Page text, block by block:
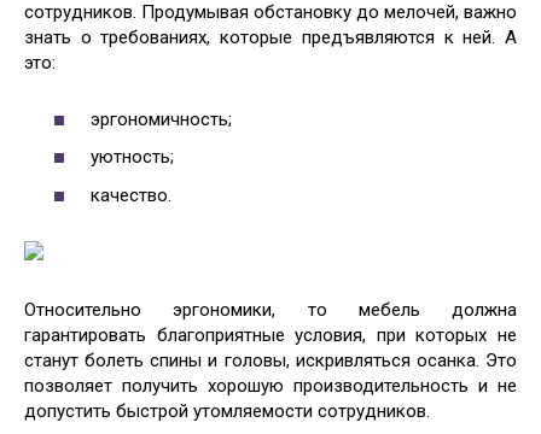
сотрудников. Продумывая обстановку до мелочей, важно
знать о требованиях, которые предъявляются к ней. А
это:
эргономичность;
уютность;
качество.
Относительно эргономики, то мебель должна
гарантировать благоприятные условия, при которых не
станут болеть спины и головы, искривляться осанка. Это
позволяет получить хорошую производительность и не
допустить быстрой утомляемости сотрудников.